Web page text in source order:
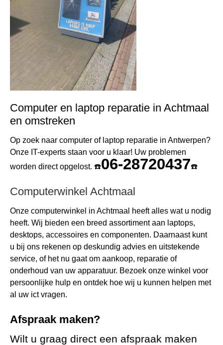
Computer en laptop reparatie in Achtmaal
en omstreken
Op zoek naar computer of laptop reparatie in Antwerpen?
Onze IT-experts staan voor u klaar! Uw problemen
worden direct opgelost. ☎️06-28720437☎️
Computerwinkel Achtmaal
Onze computerwinkel in Achtmaal heeft alles wat u nodig
heeft. Wij bieden een breed assortiment aan laptops,
desktops, accessoires en componenten. Daarnaast kunt
u bij ons rekenen op deskundig advies en uitstekende
service, of het nu gaat om aankoop, reparatie of
onderhoud van uw apparatuur. Bezoek onze winkel voor
persoonlijke hulp en ontdek hoe wij u kunnen helpen met
al uw ict vragen.
Afspraak maken?
Wilt u graag direct een afspraak maken